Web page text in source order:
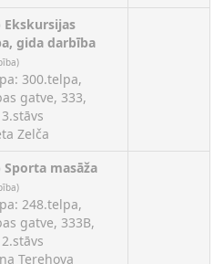
Ekskursijas
gida darbība
300.telpa,
gatve, 333,
Zelča
Sporta masāža
248.telpa,
gatve, 333B,
Terehova